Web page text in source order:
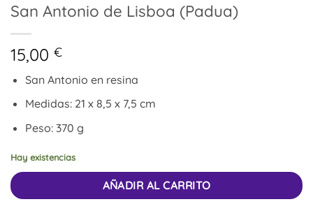
San Antonio de Lisboa (Padua)
15,00 €
San Antonio en resina
Medidas: 21 x 8,5 x 7,5 cm
Peso: 370 g
Hay existencias
AÑADIR AL CARRITO